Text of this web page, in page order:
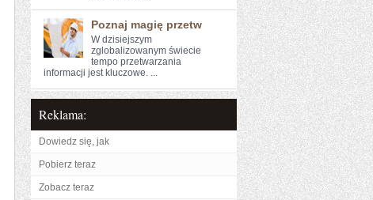
Poznaj magię przetw
W⁤ dzisiejszym
zglobalizowanym świecie
tempo przetwarzania
informacji⁤ jest kluczowe. ...
Reklama:
Dowiedz się, jak
Pobierz teraz
Zobacz teraz